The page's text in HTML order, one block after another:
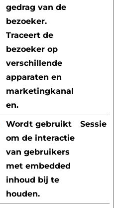
gedrag van de
bezoeker.
Traceert de
bezoeker op
verschillende
apparaten en
marketingkanal
en.
Wordt gebruikt
om de interactie
van gebruikers
met embedded
inhoud bij te
houden.
Sessie